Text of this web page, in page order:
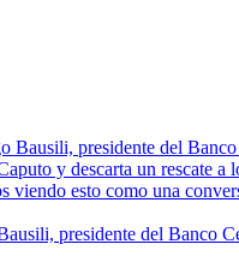
presidente del Banco